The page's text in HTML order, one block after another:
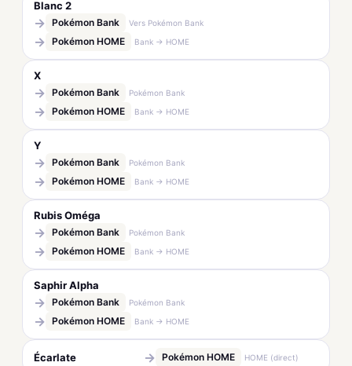
Blanc 2
→ Pokémon Bank Vers Pokémon Bank
→ Pokémon HOME Bank → HOME
X
→ Pokémon Bank Pokémon Bank
→ Pokémon HOME Bank → HOME
Y
→ Pokémon Bank Pokémon Bank
→ Pokémon HOME Bank → HOME
Rubis Oméga
→ Pokémon Bank Pokémon Bank
→ Pokémon HOME Bank → HOME
Saphir Alpha
→ Pokémon Bank Pokémon Bank
→ Pokémon HOME Bank → HOME
Écarlate → Pokémon HOME HOME (direct)